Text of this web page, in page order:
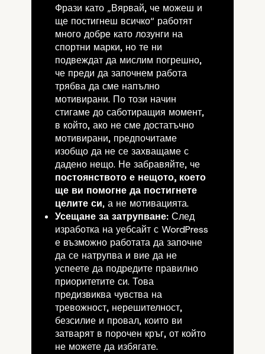
Фрази като „Вярвай, че можеш и
ще постигнеш всичко“ работят
много добре като лозунги на
спортни марки, но те ни
подвеждат да мислим погрешно,
че преди да започнем работа
трябва да сме напълно
мотивирани. По този начин
стигаме до саботиращия момент,
в който, ако не сме достатъчно
мотивирани, предпочитаме
изобщо да не се захващаме с
дадено нещо. Не забравяйте, че
постоянството е нещото, което
ще ви помогне да постигнете
целите си, а не мотивацията.
Усещане за затрупване:След
изработка на уебсайт с WordPress
е възможно работата да започне
да се натрупва и вие да не
успеете да подредите правилно
приоритетите си. Това
предизвиква чувства на
тревожност, нерешителност,
безсилие и провал, които ви
затварят в порочен кръг, от който
не можете да избягате.